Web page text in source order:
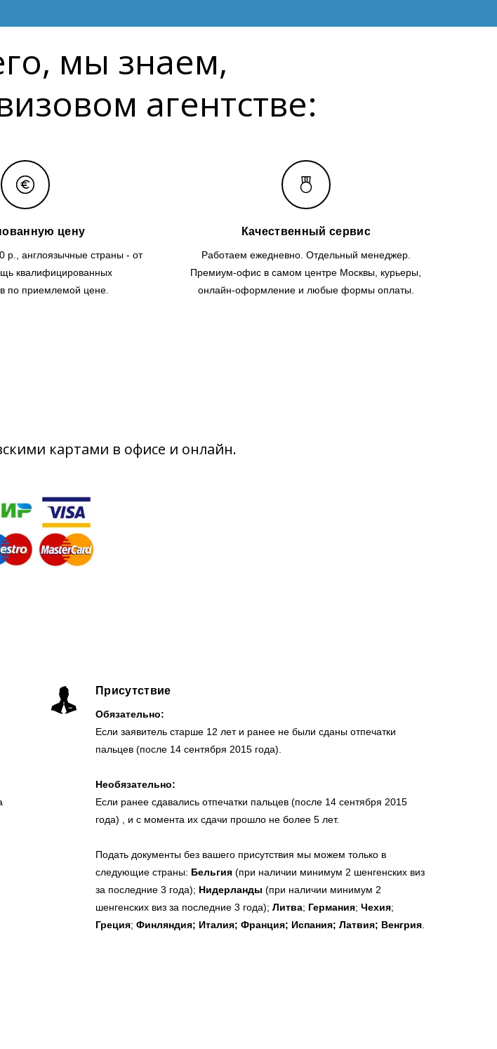
мы знаем,
агентстве:
цену
р., англоязычные страны - от
квалифицированных
по приемлемой цене.
Качественный сервис
Работаем ежедневно. Отдельный менеджер.
Премиум-офис в самом центре Москвы, курьеры,
онлайн-оформление и любые формы оплаты.
картами в офисе и онлайн.
Присутствие
Обязательно:
Если заявитель старше 12 лет и ранее не были сданы отпечатки
пальцев (после 14 сентября 2015 года).
Необязательно:
Если ранее сдавались отпечатки пальцев (после 14 сентября 2015
года) , и с момента их сдачи прошло не более 5 лет.
Подать документы без вашего присутствия мы можем только в
следующие страны: Бельгия (при наличии минимум 2 шенгенских виз
за последние 3 года); Нидерланды (при наличии минимум 2
шенгенских виз за последние 3 года); Литва; Германия; Чехия;
Греция; Финляндия; Италия; Франция; Испания; Латвия; Венгрия.